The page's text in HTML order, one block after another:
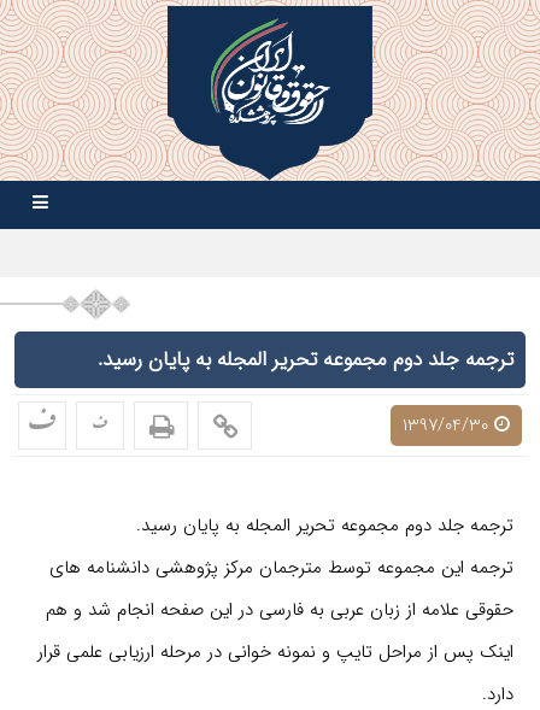
ترجمه جلد دوم مجموعه تحریر المجله به پایان رسید.
ف ف
ترجمه جلد دوم مجموعه تحریر المجله به پایان رسید.
ترجمه این مجموعه توسط مترجمان مرکز پژوهشی دانشنامه های
حقوقی علامه از زبان عربی به فارسی در این صفحه انجام شد و هم
اینک پس از مراحل تایپ و نمونه خوانی در مرحله ارزیابی علمی قرار
دارد.